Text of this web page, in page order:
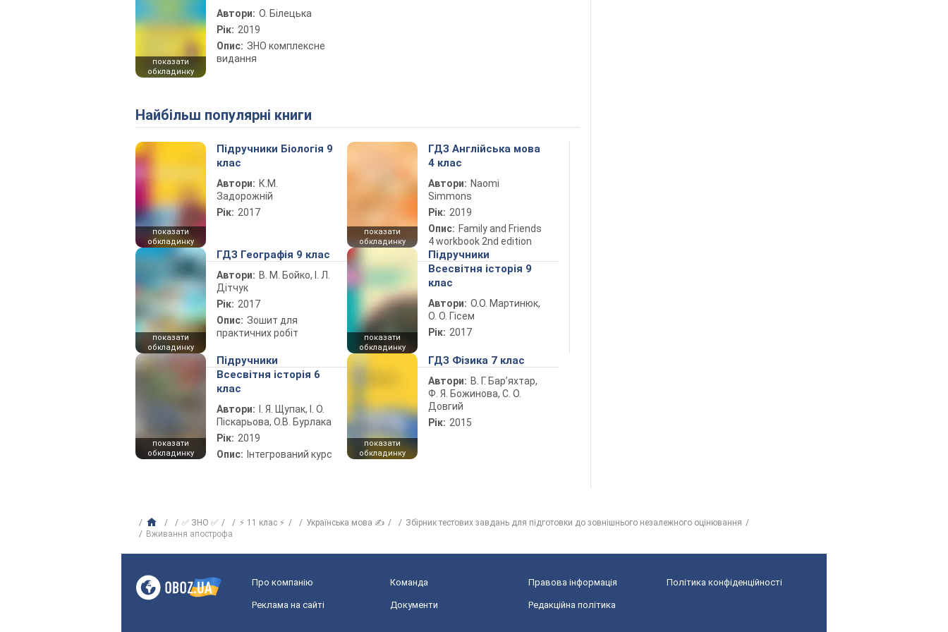
показати
обкладинку
Автори: О. Білецька
Рік: 2019
Опис: ЗНО комплексне
видання
Найбільш популярні книги
показати
обкладинку
Підручники Біологія 9
клас
Автори: К.М.
Задорожній
Рік: 2017
показати
обкладинку
ГДЗ Англійська мова
4 клас
Автори: Naomi
Simmons
Рік: 2019
Опис: Family and Friends
4 workbook 2nd edition
показати
обкладинку
ГДЗ Географія 9 клас
Автори: В. М. Бойко, І. Л.
Дітчук
Рік: 2017
Опис: Зошит для
практичних робіт
показати
обкладинку
Підручники
Всесвітня історія 9
клас
Автори: О.О. Мартинюк,
О. О. Гісем
Рік: 2017
показати
обкладинку
Підручники
Всесвітня історія 6
клас
Автори:
І. Я. Щупак, І. О.
Піскарьова, О.В. Бурлака
Рік: 2019
Опис: Інтегрований курс
показати
обкладинку
ГДЗ Фізика 7 клас
Автори: В. Г. Бар’яхтар,
Ф. Я. Божинова, С. О.
Довгий
Рік: 2015
✅ ЗНО ✅ ⚡ 11 клас ⚡ Українська мова ✍
Збірник тестових завдань для підготовки до зовнішнього незалежного оцінювання
Вживання апострофа
Про компанію Команда Правова інформація Політика конфіденційності
Реклама на сайті Документи Редакційна політика